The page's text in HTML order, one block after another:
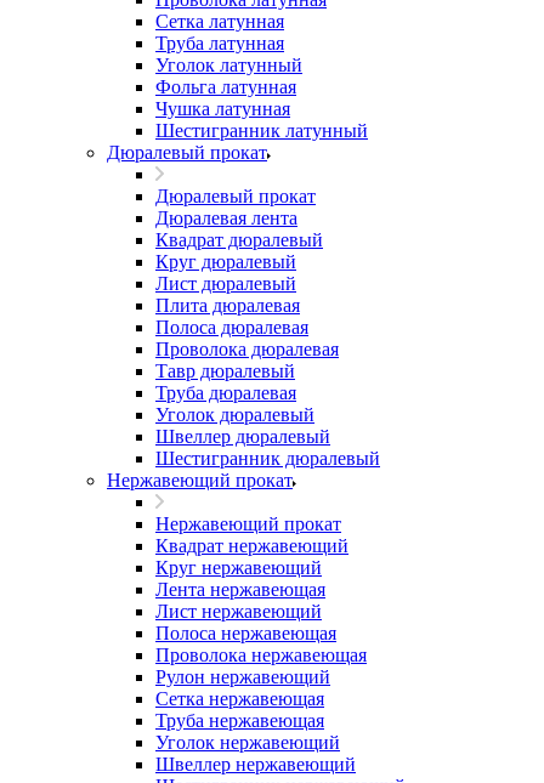
Сетка латунная
Труба латунная
Уголок латунный
Фольга латунная
Чушка латунная
Шестигранник латунный
Дюралевый прокат
Дюралевый прокат
Дюралевая лента
Квадрат дюралевый
Круг дюралевый
Лист дюралевый
Плита дюралевая
Полоса дюралевая
Проволока дюралевая
Тавр дюралевый
Труба дюралевая
Уголок дюралевый
Швеллер дюралевый
Шестигранник дюралевый
Нержавеющий прокат
Нержавеющий прокат
Квадрат нержавеющий
Круг нержавеющий
Лента нержавеющая
Лист нержавеющий
Полоса нержавеющая
Проволока нержавеющая
Рулон нержавеющий
Сетка нержавеющая
Труба нержавеющая
Уголок нержавеющий
Швеллер нержавеющий